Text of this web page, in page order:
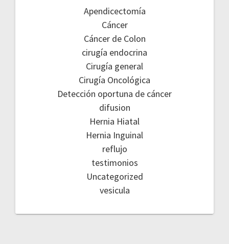
Apendicectomía
Cáncer
Cáncer de Colon
cirugía endocrina
Cirugía general
Cirugía Oncológica
Detección oportuna de cáncer
difusion
Hernia Hiatal
Hernia Inguinal
reflujo
testimonios
Uncategorized
vesicula